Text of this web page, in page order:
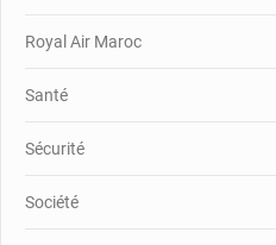
Royal Air Maroc
Santé
Sécurité
Société